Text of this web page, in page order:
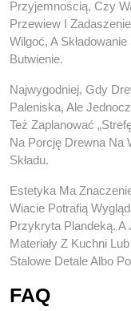
Przyjemnością, Czy
Przewiew I
Wilgoć, A
Butwienie.
Najwygodniej, Gdy
Paleniska, Ale
Też Zaplanować
Na Porcję Drewna Na
Składu.
Estetyka Ma
Wiacie Potrafią
Przykryta Plandeką. A
Materiały Z Kuchni
Stalowe Detale Albo
FAQ